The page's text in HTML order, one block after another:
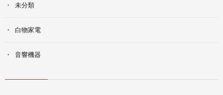
未分類
白物家電
音響機器